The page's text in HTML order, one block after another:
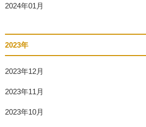
2024年01月
2023年
2023年12月
2023年11月
2023年10月